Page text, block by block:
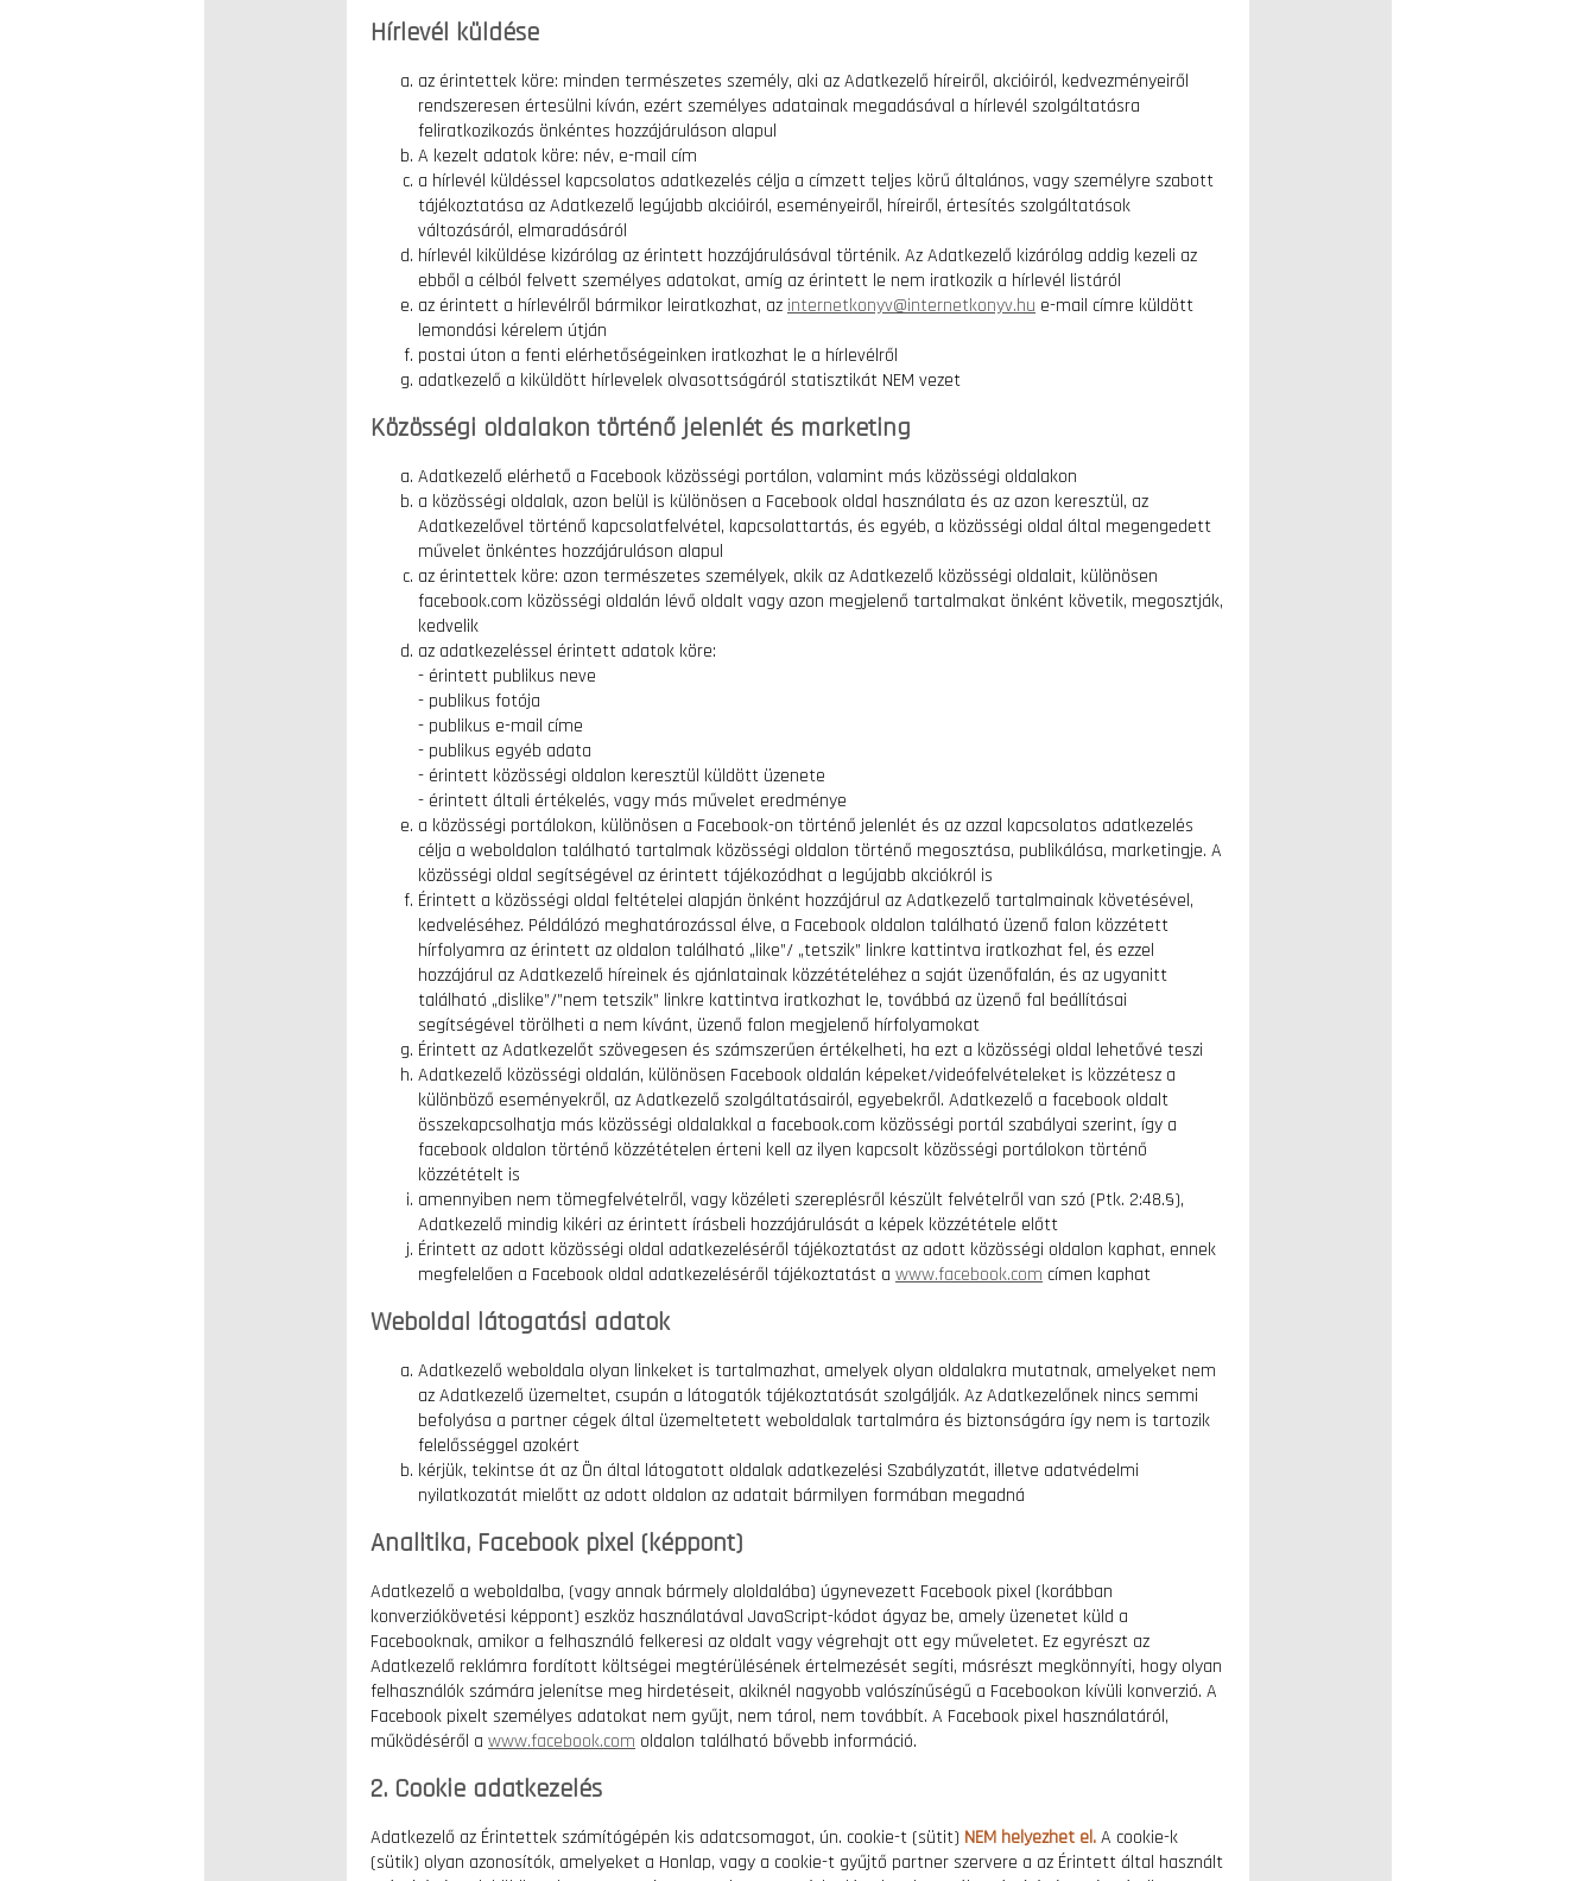
Hírlevél küldése
az érintettek köre: minden természetes személy, aki az Adatkezelő híreiről, akcióiról, kedvezményeiről
rendszeresen értesülni kíván, ezért személyes adatainak megadásával a hírlevél szolgáltatásra
feliratkozikozás önkéntes hozzájáruláson alapul
A kezelt adatok köre: név, e-mail cím
a hírlevél küldéssel kapcsolatos adatkezelés célja a címzett teljes körű általános, vagy személyre szabott
tájékoztatása az Adatkezelő legújabb akcióiról, eseményeiről, híreiről, értesítés szolgáltatások
változásáról, elmaradásáról
hírlevél kiküldése kizárólag az érintett hozzájárulásával történik. Az Adatkezelő kizárólag addig kezeli az
ebből a célból felvett személyes adatokat, amíg az érintett le nem iratkozik a hírlevél listáról
az érintett a hírlevélről bármikor leiratkozhat, azinternetkonyv@internetkonyv.hu e-mail címre küldött
lemondási kérelem útján
postai úton a fenti elérhetőségeinken iratkozhat le a hírlevélről
adatkezelő a kiküldött hírlevelek olvasottságáról statisztikát NEM vezet
Közösségi oldalakon történő jelenlét és marketing
Adatkezelő elérhető a Facebook közösségi portálon, valamint más közösségi oldalakon
a közösségi oldalak, azon belül is különösen a Facebook oldal használata és az azon keresztül, az
Adatkezelővel történő kapcsolatfelvétel, kapcsolattartás, és egyéb, a közösségi oldal által megengedett
művelet önkéntes hozzájáruláson alapul
az érintettek köre: azon természetes személyek, akik az Adatkezelő közösségi oldalait, különösen
facebook.com közösségi oldalán lévő oldalt vagy azon megjelenő tartalmakat önként követik, megosztják,
kedvelik
az adatkezeléssel érintett adatok köre:
- érintett publikus neve
- publikus fotója
- publikus e-mail címe
- publikus egyéb adata
- érintett közösségi oldalon keresztül küldött üzenete
- érintett általi értékelés, vagy más művelet eredménye
a közösségi portálokon, különösen a Facebook-on történő jelenlét és az azzal kapcsolatos adatkezelés
célja a weboldalon található tartalmak közösségi oldalon történő megosztása, publikálása, marketingje. A
közösségi oldal segítségével az érintett tájékozódhat a legújabb akciókról is
Érintett a közösségi oldal feltételei alapján önként hozzájárul az Adatkezelő tartalmainak követésével,
kedveléséhez. Példálózó meghatározással élve, a Facebook oldalon található üzenő falon közzétett
hírfolyamra az érintett az oldalon található „like”/ „tetszik” linkre kattintva iratkozhat fel, és ezzel
hozzájárul az Adatkezelő híreinek és ajánlatainak közzétételéhez a saját üzenőfalán, és az ugyanitt
található „dislike”/”nem tetszik” linkre kattintva iratkozhat le, továbbá az üzenő fal beállításai
segítségével törölheti a nem kívánt, üzenő falon megjelenő hírfolyamokat
Érintett az Adatkezelőt szövegesen és számszerűen értékelheti, ha ezt a közösségi oldal lehetővé teszi
Adatkezelő közösségi oldalán, különösen Facebook oldalán képeket/videófelvételeket is közzétesz a
különböző eseményekről, az Adatkezelő szolgáltatásairól, egyebekről. Adatkezelő a facebook oldalt
összekapcsolhatja más közösségi oldalakkal a facebook.com közösségi portál szabályai szerint, így a
facebook oldalon történő közzétételen érteni kell az ilyen kapcsolt közösségi portálokon történő
közzétételt is
amennyiben nem tömegfelvételről, vagy közéleti szereplésről készült felvételről van szó (Ptk. 2:48.§),
Adatkezelő mindig kikéri az érintett írásbeli hozzájárulását a képek közzététele előtt
Érintett az adott közösségi oldal adatkezeléséről tájékoztatást az adott közösségi oldalon kaphat, ennek
megfelelően a Facebook oldal adatkezeléséről tájékoztatást a www.facebook.com címen kaphat
Weboldal látogatási adatok
Adatkezelő weboldala olyan linkeket is tartalmazhat, amelyek olyan oldalakra mutatnak, amelyeket nem
az Adatkezelő üzemeltet, csupán a látogatók tájékoztatását szolgálják. Az Adatkezelőnek nincs semmi
befolyása a partner cégek által üzemeltetett weboldalak tartalmára és biztonságára így nem is tartozik
felelősséggel azokért
kérjük, tekintse át az Ön által látogatott oldalak adatkezelési Szabályzatát, illetve adatvédelmi
nyilatkozatát mielőtt az adott oldalon az adatait bármilyen formában megadná
Analitika, Facebook pixel (képpont)
Adatkezelő a weboldalba, (vagy annak bármely aloldalába) úgynevezett Facebook pixel (korábban
konverziókövetési képpont) eszköz használatával JavaScript-kódot ágyaz be, amely üzenetet küld a
Facebooknak, amikor a felhasználó felkeresi az oldalt vagy végrehajt ott egy műveletet. Ez egyrészt az
Adatkezelő reklámra fordított költségei megtérülésének értelmezését segíti, másrészt megkönnyíti, hogy olyan
felhasználók számára jelenítse meg hirdetéseit, akiknél nagyobb valószínűségű a Facebookon kívüli konverzió. A
Facebook pixelt személyes adatokat nem gyűjt, nem tárol, nem továbbít. A Facebook pixel használatáról,
működéséről a www.facebook.com oldalon található bővebb információ.
2. Cookie adatkezelés
Adatkezelő az Érintettek számítógépén kis adatcsomagot, ún. cookie-t (sütit) NEM helyezhet el.A cookie-k
(sütik) olyan azonosítók, amelyeket a Honlap, vagy a cookie-t gyűjtő partner szervere a az Érintett által használt